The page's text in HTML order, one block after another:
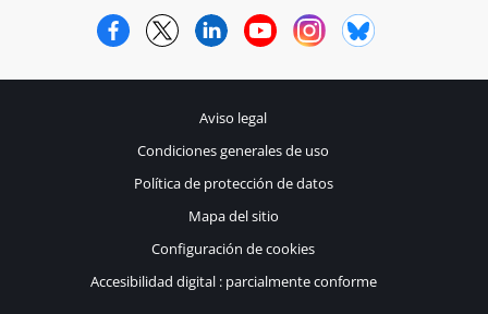
FacebookTwitterLinkedInYouTubeInstagram
Aviso legal
Condiciones generales de uso
Política de protección de datos
Mapa del sitio
Configuración de cookies
Accesibilidad digital : parcialmente conforme